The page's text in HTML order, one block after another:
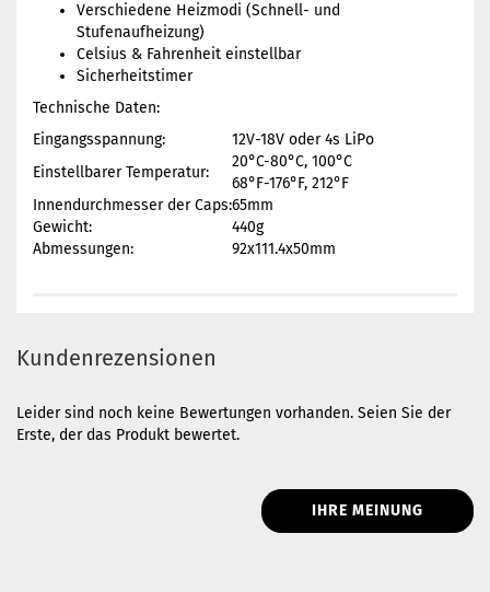
Verschiedene Heizmodi (Schnell- und
Stufenaufheizung)
Celsius & Fahrenheit einstellbar
Sicherheitstimer
Technische Daten:
Eingangsspannung:
12V-18V oder 4s LiPo
Einstellbarer Temperatur:
20°C-80°C, 100°C
68°F-176°F, 212°F
Innendurchmesser der Caps:65mm
Gewicht:
440g
Abmessungen:
92x111.4x50mm
Kundenrezensionen
Leider sind noch keine Bewertungen vorhanden. Seien Sie der
Erste, der das Produkt bewertet.
IHRE MEINUNG